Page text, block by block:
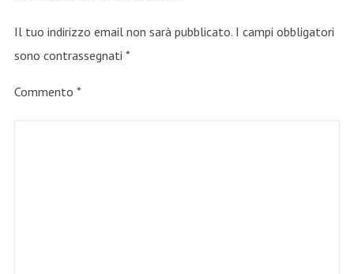
Il tuo indirizzo email non sarà pubblicato. I campi obbligatori
sono contrassegnati *
Commento *